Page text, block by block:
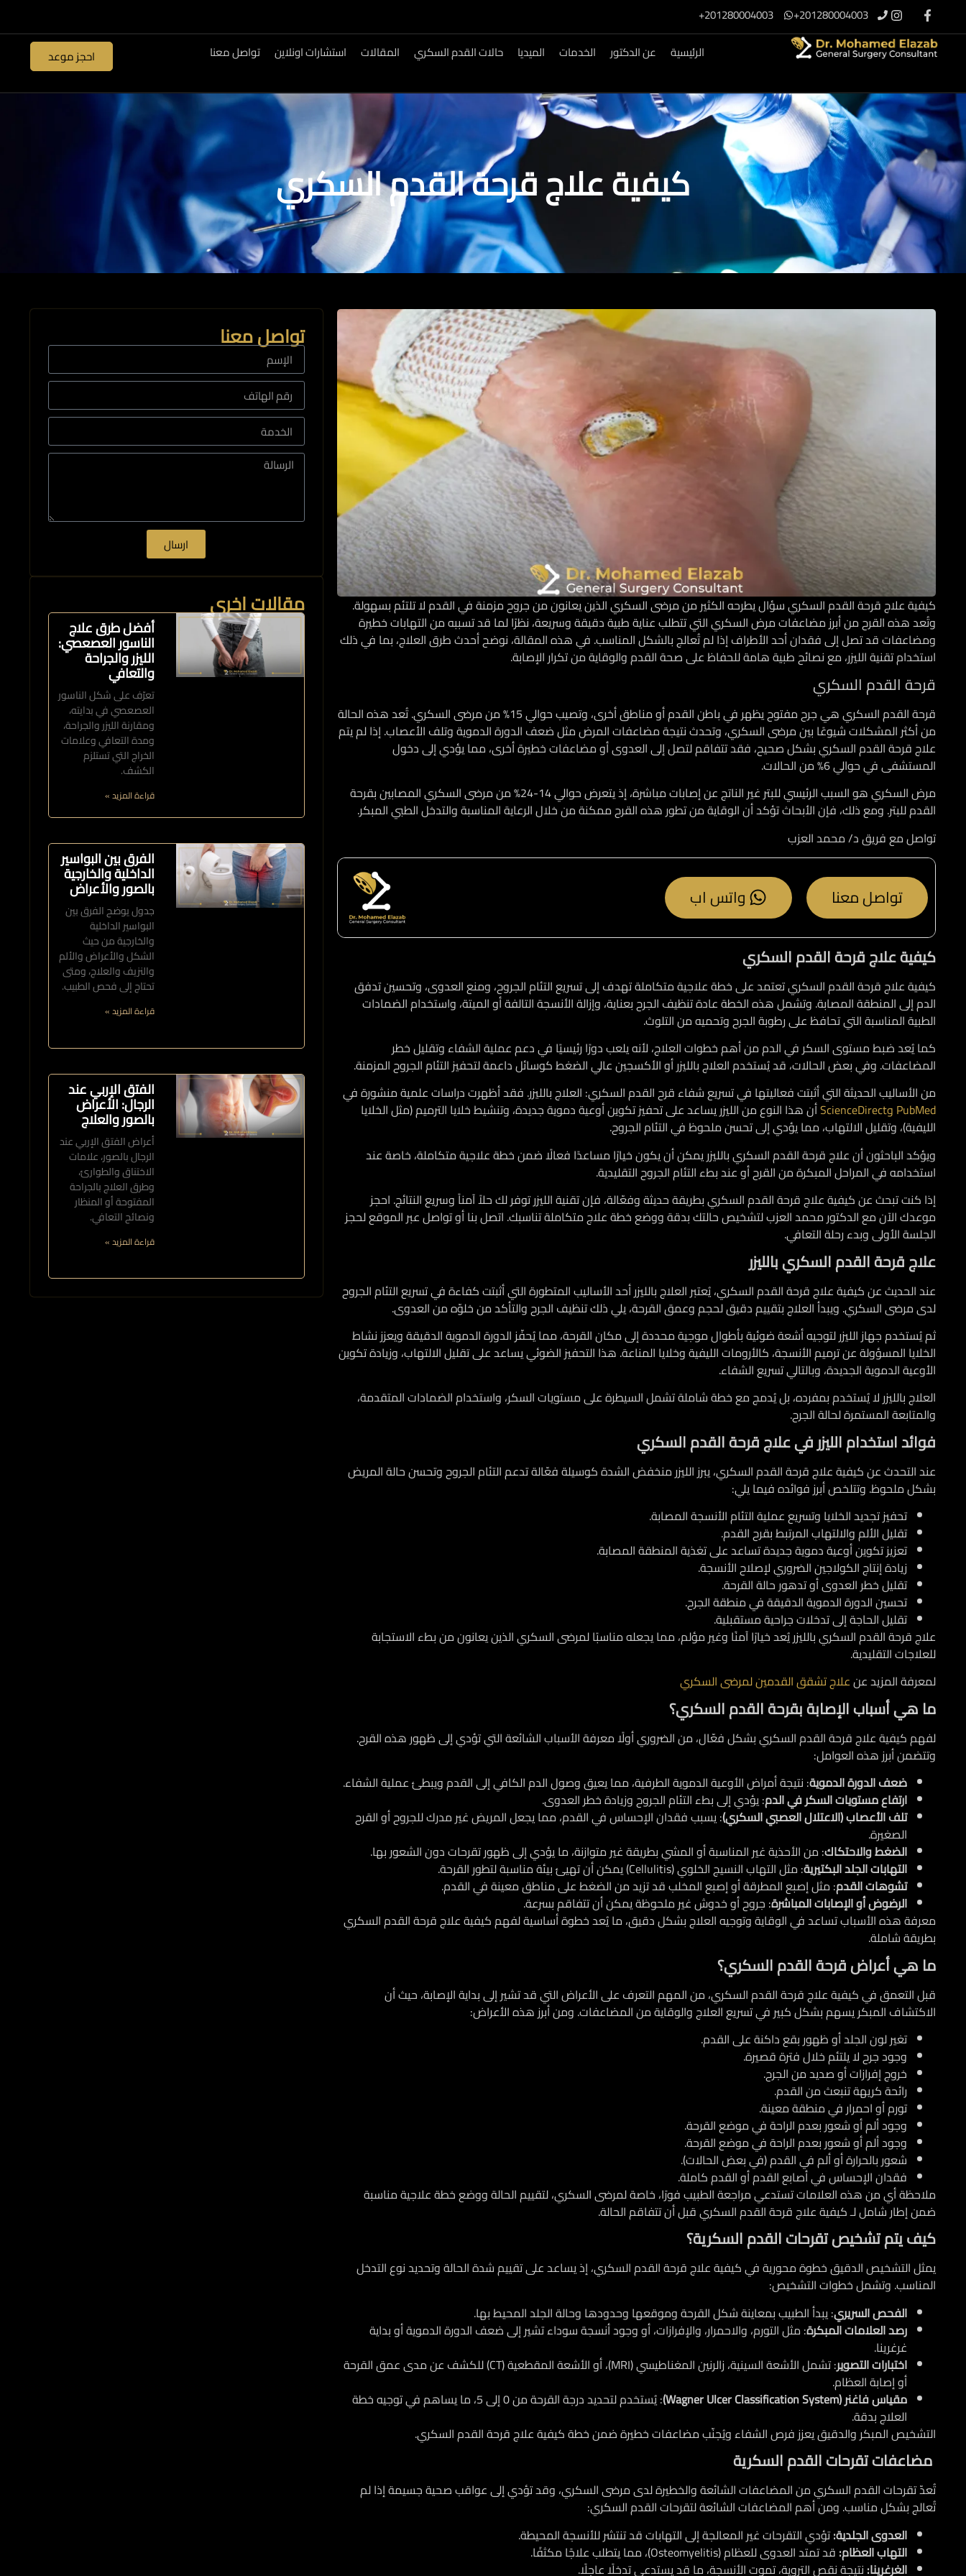
201280004003+
201280004003+
الرئيسية
عن الدكتور الخدمات الميديا حالات القدم السكري المقالات استشارات اونلاين تواصل معنا احجز موعد
كيفية علاج قرحة القدم السكري
تواصل معنا
ارسال
مقالات اخرى
أفضل طرق علاج
الناسور العصعصي:
الليزر والجراحة
والتعافي
تعرّف على شكل الناسور
العصعصي في بدايته،
ومقارنة الليزر والجراحة،
ومدة التعافي وعلامات
الخراج التي تستلزم
الكشف.
قراءة المزيد »
الفرق بين البواسير
الداخلية والخارجية
بالصور والأعراض
جدول يوضح الفرق بين
البواسير الداخلية
والخارجية من حيث
الشكل والأعراض والألم
والنزيف والعلاج، ومتى
تحتاج إلى فحص الطبيب.
قراءة المزيد »
الفتق الإربي عند
الرجال: الأعراض
بالصور والعلاج
أعراض الفتق الإربي عند
الرجال بالصور، علامات
الاختناق والطوارئ،
وطرق العلاج بالجراحة
المفتوحة أو المنظار
ونصائح التعافي.
قراءة المزيد »
كيفية علاج قرحة القدم السكريسؤال يطرحه الكثير من مرضى السكري الذين يعانون من جروح مزمنة في القدم لا تلتئم بسهولة.
وتُعد هذه القرح من أبرز مضاعفات مرض السكري التي تتطلب عناية طبية دقيقة وسريعة، نظرًا لما قد تسببه من التهابات خطيرة
ومضاعفات قد تصل إلى فقدان أحد الأطراف إذا لم تُعالج بالشكل المناسب. في هذه المقالة، نوضح أحدث طرق العلاج، بما في ذلك
استخدام تقنية الليزر، مع نصائح طبية هامة للحفاظ على صحة القدم والوقاية من تكرار الإصابة.
قرحة القدم السكري
قرحة القدم السكري هي جرح مفتوح يظهر في باطن القدم أو مناطق أخرى، وتصيب حوالي 15% من مرضى السكري. تُعد هذه الحالة
من أكثر المشكلات شيوعًا بين مرضى السكري، وتحدث نتيجة مضاعفات المرض مثل ضعف الدورة الدموية وتلف الأعصاب. إذا لم يتم
علاج قرحة القدم السكري بشكل صحيح، فقد تتفاقم لتصل إلى العدوى أو مضاعفات خطيرة أخرى، مما يؤدي إلى دخول
المستشفى في حوالي 6% من الحالات.
مرض السكري هو السبب الرئيسي للبتر غير الناتج عن إصابات مباشرة، إذ يتعرض حوالي 14-24% من مرضى السكري المصابين بقرحة
القدم للبتر. ومع ذلك، فإن الأبحاث تؤكد أن الوقاية من تطور هذه القرح ممكنة من خلال الرعاية المناسبة والتدخل الطبي المبكر.
تواصل مع فريق د/ محمد العزب
تواصل معنا واتس اب
كيفية علاج قرحة القدم السكري
كيفية علاج قرحة القدم السكريتعتمد على خطة علاجية متكاملة تهدف إلى تسريع التئام الجروح، ومنع العدوى، وتحسين تدفق
الدم إلى المنطقة المصابة. وتشمل هذه الخطة عادة تنظيف الجرح بعناية، وإزالة الأنسجة التالفة أو الميتة، واستخدام الضمادات
الطبية المناسبة التي تحافظ على رطوبة الجرح وتحميه من التلوث.
كما يُعد ضبط مستوى السكر في الدم من أهم خطوات العلاج، لأنه يلعب دورًا رئيسيًا في دعم عملية الشفاء وتقليل خطر
المضاعفات. وفي بعض الحالات، قد يُستخدم العلاج بالليزر أو الأكسجين عالي الضغط كوسائل داعمة لتحفيز التئام الجروح المزمنة.
من الأساليب الحديثة التي أثبتت فعاليتها في تسريع شفاء قرح القدم السكري: العلاج بالليزر. فقد أظهرت دراسات علمية منشورة في
PubMed وScienceDirect
أن هذا النوع من الليزر يساعد على تحفيز تكوين أوعية دموية جديدة، وتنشيط خلايا الترميم (مثل الخلايا
الليفية)، وتقليل الالتهاب، مما يؤدي إلى تحسن ملحوظ في التئام الجروح.
ويؤكد الباحثون أن علاج قرحة القدم السكري بالليزر يمكن أن يكون خيارًا مساعدًا فعالًا ضمن خطة علاجية متكاملة، خاصة عند
استخدامه في المراحل المبكرة من القرح أو عند بطء التئام الجروح التقليدية.
إذا كنت تبحث عن كيفية علاج قرحة القدم السكري بطريقة حديثة وفعّالة، فإن تقنية الليزر توفر لك حلاً آمناً وسريع النتائج. احجز
موعدك الآن مع الدكتور محمد العزب لتشخيص حالتك بدقة ووضع خطة علاج متكاملة تناسبك. اتصل بنا أو تواصل عبر الموقع لحجز
الجلسة الأولى وبدء رحلة التعافي.
علاج قرحة القدم السكري بالليزر
عند الحديث عنكيفية علاج قرحة القدم السكري، يُعتبر العلاج بالليزر أحد الأساليب المتطورة التي أثبتت كفاءة في تسريع التئام الجروح
لدى مرضى السكري. ويبدأ العلاج بتقييم دقيق لحجم وعمق القرحة، يلي ذلك تنظيف الجرح والتأكد من خلوّه من العدوى.
ثم يُستخدم جهاز الليزر لتوجيه أشعة ضوئية بأطوال موجية محددة إلى مكان القرحة، مما يُحفّز الدورة الدموية الدقيقة ويعزز نشاط
الخلايا المسؤولة عن ترميم الأنسجة، كالأرومات الليفية وخلايا المناعة. هذا التحفيز الضوئي يساعد على تقليل الالتهاب، وزيادة تكوين
الأوعية الدموية الجديدة، وبالتالي تسريع الشفاء.
العلاج بالليزر لا يُستخدم بمفرده، بل يُدمج مع خطة شاملة تشمل السيطرة على مستويات السكر، واستخدام الضمادات المتقدمة،
والمتابعة المستمرة لحالة الجرح.
فوائد استخدام الليزر في علاج قرحة القدم السكري
عند التحدث عنكيفية علاج قرحة القدم السكري، يبرز الليزر منخفض الشدة كوسيلة فعّالة تدعم التئام الجروح وتحسن حالة المريض
بشكل ملحوظ. وتتلخص أبرز فوائده فيما يلي:
تحفيز تجديد الخلايا وتسريع عملية التئام الأنسجة المصابة.
تقليل الألم والالتهاب المرتبط بقرح القدم.
تعزيز تكوين أوعية دموية جديدة تساعد على تغذية المنطقة المصابة.
زيادة إنتاج الكولاجين الضروري لإصلاح الأنسجة.
تقليل خطر العدوى أو تدهور حالة القرحة.
تحسين الدورة الدموية الدقيقة في منطقة الجرح.
تقليل الحاجة إلى تدخلات جراحية مستقبلية.
علاج قرحة القدم السكري بالليزر يُعد خيارًا آمنًا وغير مؤلم، مما يجعله مناسبًا لمرضى السكري الذين يعانون من بطء الاستجابة
للعلاجات التقليدية.
لمعرفة المزيد عنعلاج تشقق القدمين لمرضى السكري
ما هي أسباب الإصابة بقرحة القدم السكري؟
لفهمكيفية علاج قرحة القدم السكريبشكل فعّال، من الضروري أولًا معرفة الأسباب الشائعة التي تؤدي إلى ظهور هذه القرح.
وتتضمن أبرز هذه العوامل:
ضعف الدورة الدموية: نتيجة أمراض الأوعية الدموية الطرفية، مما يعيق وصول الدم الكافي إلى القدم ويبطئ عملية الشفاء.
ارتفاع مستويات السكر في الدم: يؤدي إلى بطء التئام الجروح وزيادة خطر العدوى.
تلف الأعصاب (الاعتلال العصبي السكري): يسبب فقدان الإحساس في القدم، مما يجعل المريض غير مدرك للجروح أو القرح
الصغيرة.
الضغط والاحتكاك: من الأحذية غير المناسبة أو المشي بطريقة غير متوازنة، ما يؤدي إلى ظهور تقرحات دون الشعور بها.
التهابات الجلد البكتيرية: مثل التهاب النسيج الخلوي (Cellulitis) يمكن أن تهيئ بيئة مناسبة لتطور القرحة.
تشوهات القدم: مثل إصبع المطرقة أو إصبع المخلب قد تزيد من الضغط على مناطق معينة في القدم.
الرضوض أو الإصابات المباشرة: جروح أو خدوش غير ملحوظة يمكن أن تتفاقم بسرعة.
معرفة هذه الأسباب تساعد في الوقاية وتوجيه العلاج بشكل دقيق، ما يُعد خطوة أساسية لفهمكيفية علاج قرحة القدم السكري
بطريقة شاملة.
ما هي أعراض قرحة القدم السكري؟
قبل التعمق فيكيفية علاج قرحة القدم السكري، من المهم التعرف على الأعراض التي قد تشير إلى بداية الإصابة، حيث أن
الاكتشاف المبكر يسهم بشكل كبير في تسريع العلاج والوقاية من المضاعفات. ومن أبرز هذه الأعراض:
تغير لون الجلد أو ظهور بقع داكنة على القدم.
وجود جرح لا يلتئم خلال فترة قصيرة.
خروج إفرازات أو صديد من الجرح.
رائحة كريهة تنبعث من القدم.
تورم أو احمرار في منطقة معينة.
وجود ألم أو شعور بعدم الراحة في موضع القرحة.
وجود ألم أو شعور بعدم الراحة في موضع القرحة.
شعور بالحرارة أو ألم في القدم (في بعض الحالات).
فقدان الإحساس في أصابع القدم أو القدم كاملة.
ملاحظة أي من هذه العلامات تستدعي مراجعة الطبيب فورًا، خاصة لمرضى السكري، لتقييم الحالة ووضع خطة علاجية مناسبة
ضمن إطار شامل لـكيفية علاج قرحة القدم السكريقبل أن تتفاقم الحالة.
كيف يتم تشخيص تقرحات القدم السكرية؟
يمثل التشخيص الدقيق خطوة محورية فيكيفية علاج قرحة القدم السكري، إذ يساعد على تقييم شدة الحالة وتحديد نوع التدخل
المناسب. وتشمل خطوات التشخيص:
الفحص السريري: يبدأ الطبيب بمعاينة شكل القرحة وموقعها وحدودها وحالة الجلد المحيط بها.
رصد العلامات المبكرة: مثل التورم، والاحمرار، والإفرازات، أو وجود أنسجة سوداء تشير إلى ضعف الدورة الدموية أو بداية
غرغرينا.
اختبارات التصوير
: تشمل الأشعة السينية، زالرنين المغناطيسي (MRI)، أو الأشعة المقطعية (CT) للكشف عن مدى عمق القرحة
أو إصابة العظام.
مقياس فاغنر (Wagner Ulcer Classification System)
: يُستخدم لتحديد درجة القرحة من 0 إلى 5، ما يساهم في توجيه خطة
العلاج بدقة.
التشخيص المبكر والدقيق يعزز فرص الشفاء ويُجنّب مضاعفات خطيرة ضمن خطةكيفية علاج قرحة القدم السكري.
مضاعفات تقرحات القدم السكرية
تُعدّ تقرحات القدم السكري من المضاعفات الشائعة والخطيرة لدى مرضى السكري، وقد تؤدي إلى عواقب صحية جسيمة إذا لم
تُعالج بشكل مناسب.​ ومن أهمالمضاعفات الشائعة لتقرحات القدم السكري:
العدوى الجلدية:تؤدي التقرحات غير المعالجة إلى التهابات قد تنتشر للأنسجة المحيطة.
التهاب العظام: قد تمتد العدوى للعظام (Osteomyelitis)، مما يتطلب علاجًا مكثفًا.
الغرغرينا: نتيجة نقص التروية، تموت الأنسجة، ما قد يستدعي تدخلًا عاجلًا.